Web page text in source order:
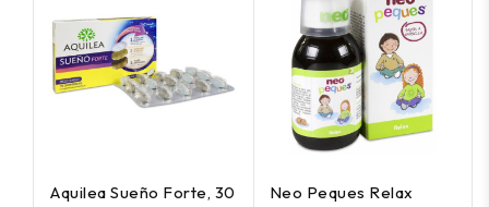
Aquilea Sueño Forte, 30
Neo Peques Relax